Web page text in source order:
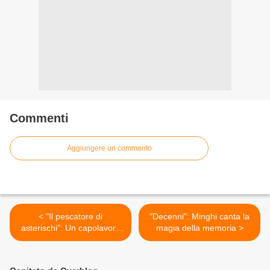
Commenti
Aggiungere un commento
< "Il pescatore di
asterischi": Un capolavoro
firmato Bersani
"Decenni": Minghi canta la
magia della memoria >